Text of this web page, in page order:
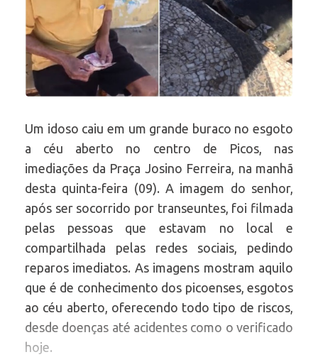
Um idoso caiu em um grande buraco no esgoto
a céu aberto no centro de Picos, nas
imediações da Praça Josino Ferreira, na manhã
desta quinta-feira (09). A imagem do senhor,
após ser socorrido por transeuntes, foi filmada
pelas pessoas que estavam no local e
compartilhada pelas redes sociais, pedindo
reparos imediatos. As imagens mostram aquilo
que é de conhecimento dos picoenses, esgotos
ao céu aberto, oferecendo todo tipo de riscos,
desde doenças até acidentes como o verificado
hoje.